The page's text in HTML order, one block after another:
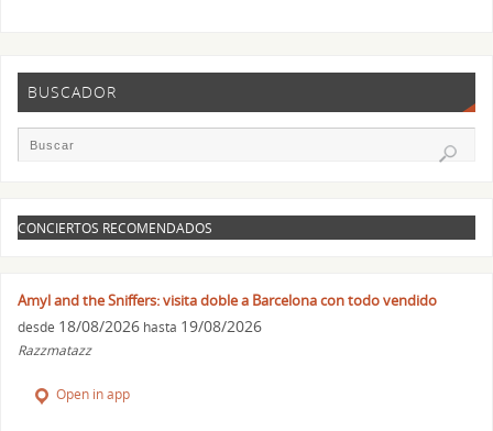
BUSCADOR
CONCIERTOS RECOMENDADOS
Amyl and the Sniffers: visita doble a Barcelona con todo vendido
desde 18/08/2026 hasta 19/08/2026
Razzmatazz
Open in app